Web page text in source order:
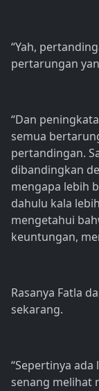
“Yah,
pertarungan
“Dan
semua
pertandingan.
dibandingkan
mengapa lebih
dahulu kala
mengetahui
keuntungan,
Rasanya Fatla
sekarang.
“Sepertinya
senang melihat